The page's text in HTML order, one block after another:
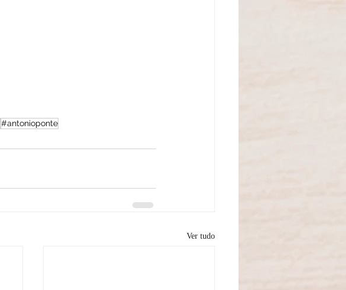
#antonioponte
Ver tudo